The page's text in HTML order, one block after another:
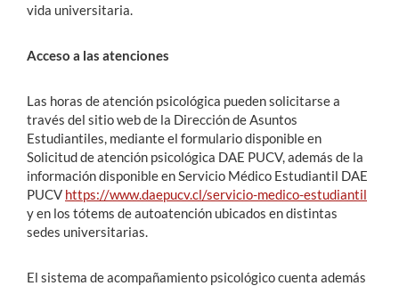
vida universitaria.
Acceso a las atenciones
Las horas de atención psicológica pueden solicitarse a
través del sitio web de la Dirección de Asuntos
Estudiantiles, mediante el formulario disponible en
Solicitud de atención psicológica DAE PUCV, además de la
información disponible en Servicio Médico Estudiantil DAE
PUCV https://www.daepucv.cl/servicio-medico-estudiantil
y en los tótems de autoatención ubicados en distintas
sedes universitarias.
El sistema de acompañamiento psicológico cuenta además